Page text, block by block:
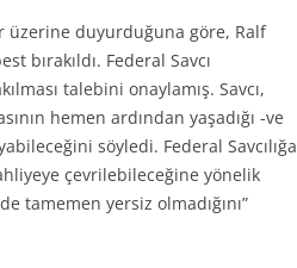
üzerine duyurduğuna göre, Ralf
bırakıldı. Federal Savcı
talebini onaylamış. Savcı,
hemen ardından yaşadığı -ve
söyledi. Federal Savcılığa
çevrilebileceğine yönelik
tamemen yersiz olmadığını”